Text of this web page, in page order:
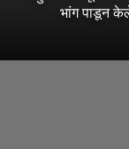
भांग पाडून